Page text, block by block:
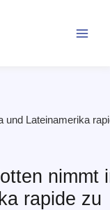
und Lateinamerika
nimmt
rapide zu